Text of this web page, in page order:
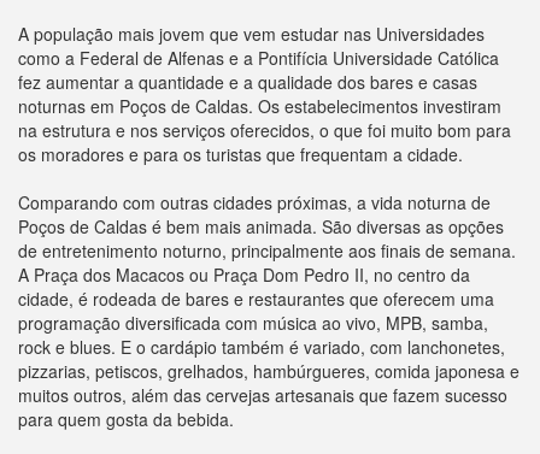
A população mais jovem que vem estudar nas Universidades
como a Federal de Alfenas e a Pontifícia Universidade Católica
fez aumentar a quantidade e a qualidade dos bares e casas
noturnas em Poços de Caldas. Os estabelecimentos investiram
na estrutura e nos serviços oferecidos, o que foi muito bom para
os moradores e para os turistas que frequentam a cidade.
Comparando com outras cidades próximas, a vida noturna de
Poços de Caldas é bem mais animada. São diversas as opções
de entretenimento noturno, principalmente aos finais de semana.
A Praça dos Macacos ou Praça Dom Pedro II, no centro da
cidade, é rodeada de bares e restaurantes que oferecem uma
programação diversificada com música ao vivo, MPB, samba,
rock e blues. E o cardápio também é variado, com lanchonetes,
pizzarias, petiscos, grelhados, hambúrgueres, comida japonesa e
muitos outros, além das cervejas artesanais que fazem sucesso
para quem gosta da bebida.